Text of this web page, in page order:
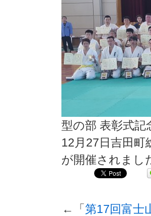
型の部 表彰式記
12月27日吉田町
が開催されまし
←「第17回富士